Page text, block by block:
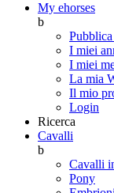
My ehorses
b
Pubblica
I miei
I miei
La mia
Il mio
Login
Ricerca
Cavalli
b
Cavalli
Pony